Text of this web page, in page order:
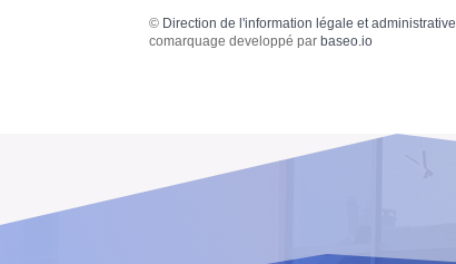
© Direction de l'information légale et administrative
comarquage developpé par baseo.io